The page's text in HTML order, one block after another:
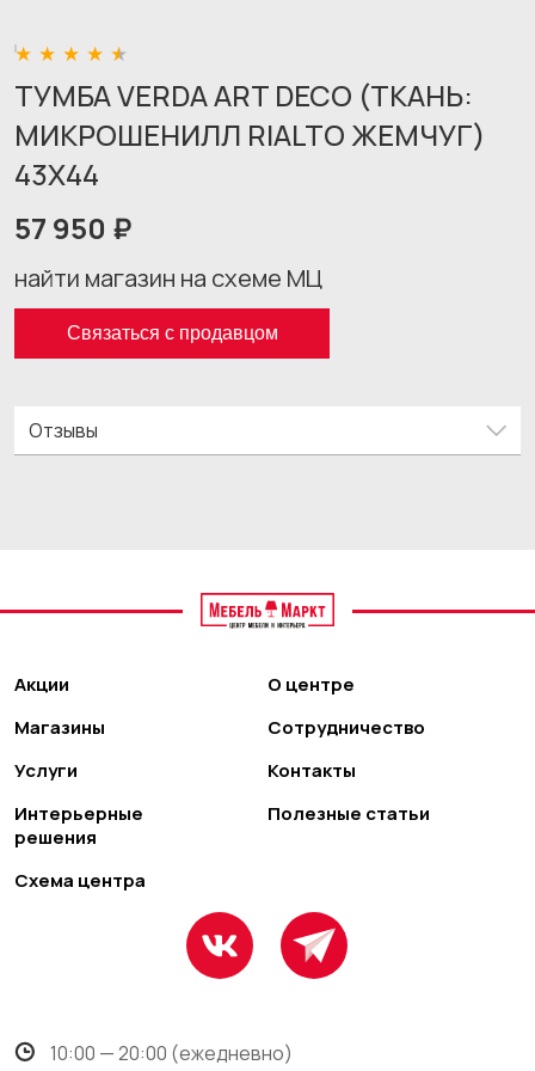
ТУМБА VERDA ART DECO (ТКАНЬ:
МИКРОШЕНИЛЛ RIALTO ЖЕМЧУГ)
43X44
57 950 ₽
найти магазин на схеме МЦ
Связаться с продавцом
Отзывы
Акции
Магазины
Услуги
Интерьерные
решения
Схема центра
О центре
Сотрудничество
Контакты
Полезные статьи
10:00 — 20:00 (ежедневно)